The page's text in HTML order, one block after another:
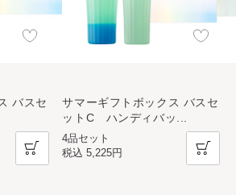
バスセ
サマーギフトボックス バスセ
ットC ハンディバッ
4品セット
税込5,225円